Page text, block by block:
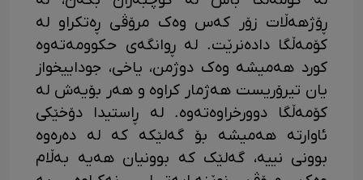
ڕۆژهەڵات زۆر کەس وەک مرۆڤی ڕەتکراو لە
کۆمەڵگا دادەنرێت. لە ڕوانگەی حکوومەتەوە
کورد هەمیشە وەک دوژمن، یاخی، جوداییخواز
یان تیرۆریست هەژمار کراوە و هەر بۆیەش لە
کۆمەڵگا دوورخراوەتەوە. لە ڕاستیدا دۆخێکی
ئاوارتە هەمیشە بۆ گەلێکە کە لە دەرەوە
بوونی نییە، گەلێک کە بوونیان هەیە بەڵام